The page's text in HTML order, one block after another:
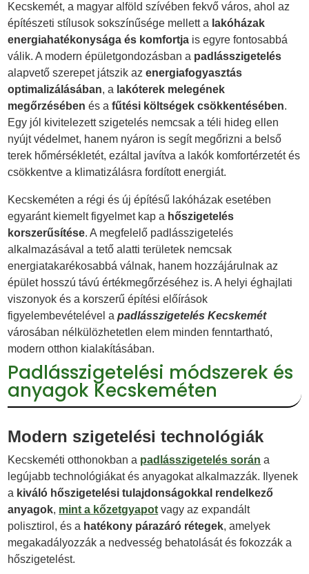
Kecskemét, a magyar alföld szívében fekvő város, ahol az
építészeti stílusok sokszínűsége mellett a lakóházak
energiahatékonysága és komfortja is egyre fontosabbá
válik. A modern épületgondozásban a padlásszigetelés
alapvető szerepet játszik azenergiafogyasztás
optimalizálásában, a lakóterek melegének
megőrzésében és afűtési költségek csökkentésében.
Egy jól kivitelezett szigetelés nemcsak a téli hideg ellen
nyújt védelmet, hanem nyáron is segít megőrizni a belső
terek hőmérsékletét, ezáltal javítva a lakók komfortérzetét és
csökkentve a klimatizálásra fordított energiát.
Kecskeméten a régi és új építésű lakóházak esetében
egyaránt kiemelt figyelmet kap a hőszigetelés
korszerűsítése. A megfelelő padlásszigetelés
alkalmazásával a tető alatti területek nemcsak
energiatakarékosabbá válnak, hanem hozzájárulnak az
épület hosszú távú értékmegőrzéséhez is. A helyi éghajlati
viszonyok és a korszerű építési előírások
figyelembevételével a padlásszigetelés Kecskemét
városában nélkülözhetetlen elem minden fenntartható,
modern otthon kialakításában.
Padlásszigetelési módszerek és
anyagok Kecskeméten
Modern szigetelési technológiák
Kecskeméti otthonokban a padlásszigetelés során a
legújabb technológiákat és anyagokat alkalmazzák. Ilyenek
a kiváló hőszigetelési tulajdonságokkal rendelkező
anyagok, mint a kőzetgyapot vagy az expandált
polisztirol, és a hatékony párazáró rétegek, amelyek
megakadályozzák a nedvesség behatolását és fokozzák a
hőszigetelést.